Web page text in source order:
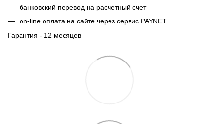
банковский перевод на расчетный счет
on-line оплата на сайте через сервис PAYNET
Гарантия - 12 месяцев